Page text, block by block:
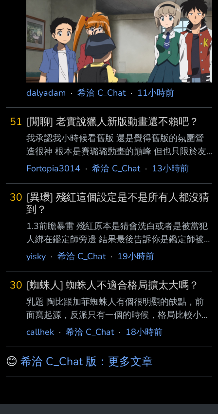
我們生下你、並在人類的世界把你養大……」 父
親：「但學校一畢業……就必須去工作才行……」
父親：「雖然對精靈來說，這是件相當殘酷的
事……」 精靈女孩：「騙人的吧……」 精靈女孩：
「就算大學畢業，也才 22 歲而已啊……」 精靈
女孩（心想）：「明明還有數千年
dalyadam · 希洽 C_Chat· 11小時前
51 [閒聊] 老實說獵人新版動畫還不賴吧？
我承認我小時候看舊版 還是覺得舊版的氛圍營
造很神 根本是賽璐璐動畫的巔峰 但也只限於友
客鑫結束前的篇章 貪島篇舊版再看一次慘不忍
還點錯顏色 還有各種定格臉部的省成本畫面 那
個OP一開始背景也是很馬虎的漸層 然後各種固
定姿勢的同行飛來飛去的 到後期op才稍微用心
點 可能當時看電視播放還在國中 美感還沒建立
起來前看的很開心 之後看了新版唯一覺得不太
好的 就小傑打半藏還有天鬥和雲谷告別那段 和
庫拉面試電風扇鎖鏈是覺得很敷衍 剩下的部分
頂多是覺得沒不好但舊版比較好 還
Fortopia3014 · 希洽 C_Chat· 13小時前
30 [異環] 殘紅這個設定是不是所有人都沒猜
到？
1.3前瞻暴雷 殘紅原本是猜會洗白或者是被當犯
人綁在鑑定師旁邊 結果最後告訴你是鑑定師被
殘紅的技能影響 身邊出現殘紅幻影，身邊其他
感動」變成「執迷度」 到一定等級可以跟女鬼
約戰 殘紅這個設定是不是所有人都沒預料到？ -
-
yisky · 希洽 C_Chat· 19小時前
30 [蜘蛛人] 蜘蛛人不適合格局擴太大嗎？
乳題 陶比跟加菲蜘蛛人有個很明顯的缺點，前
面寫起源，反派只有一個的時候，格局比較小，
這時候都很好看。 然後後面格局要擴大，就是
斗，就是亂成一 團。 然後這次湯姆蜘蛛人一開
始就是大雜燴，什麼都來一腳，先是內戰出現，
是，少了蜘蛛 人的感覺。 然後這次第四集，直
callhek · 希洽 C_Chat· 18小時前
😊 希洽 C_Chat 版：更多文章